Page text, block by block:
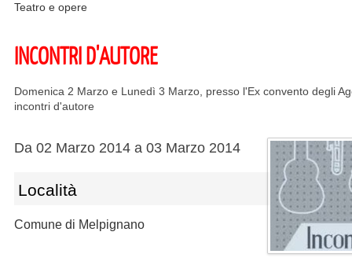
Teatro e opere
INCONTRI D'AUTORE
Domenica 2 Marzo e Lunedì 3 Marzo, presso l'Ex convento degli
incontri d'autore
Da 02 Marzo 2014 a 03 Marzo 2014
Località
Comune di Melpignano